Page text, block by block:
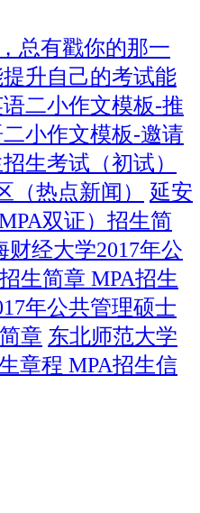
总有戳你的那一
升自己的考试能
二小作文模板-推
小作文模板-邀请
生考试（初试）
（热点新闻）
延安
双证）招生简
财经大学2017年公
生简章 MPA招生
年公共管理硕士
章 东北师范大学
章程 MPA招生信